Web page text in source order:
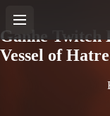
Ganhe Twitch
Vessel of